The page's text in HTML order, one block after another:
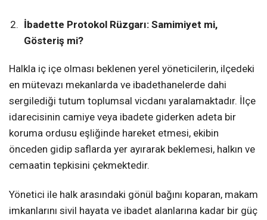
İbadette Protokol Rüzgarı: Samimiyet mi,
Gösteriş mi?
Halkla iç içe olması beklenen yerel yöneticilerin, ilçedeki
en mütevazı mekanlarda ve ibadethanelerde dahi
sergilediği tutum toplumsal vicdanı yaralamaktadır. İlçe
idarecisinin camiye veya ibadete giderken adeta bir
koruma ordusu eşliğinde hareket etmesi, ekibin
önceden gidip saflarda yer ayırarak beklemesi, halkın ve
cemaatin tepkisini çekmektedir.
Yönetici ile halk arasındaki gönül bağını koparan, makam
imkanlarını sivil hayata ve ibadet alanlarına kadar bir güç